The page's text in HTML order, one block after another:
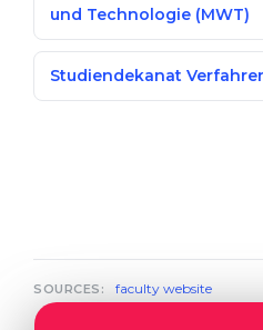
und Technologie (MWT)
Studiendekanat
SOURCES: faculty website